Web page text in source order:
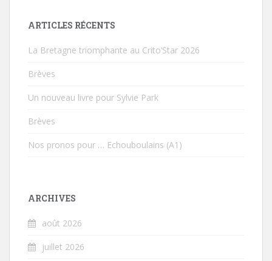
ARTICLES RÉCENTS
La Bretagne triomphante au Crito’Star 2026
Brèves
Un nouveau livre pour Sylvie Park
Brèves
Nos pronos pour … Echouboulains (A1)
ARCHIVES
août 2026
juillet 2026